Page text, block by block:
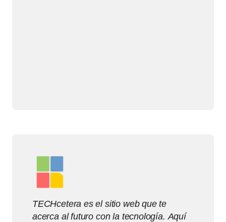
TECHcetera es el sitio web que te
acerca al futuro con la tecnología. Aquí